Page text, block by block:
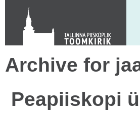
KONTAKT
Toom-Kooli 6, 10130 TALLINN
tallinna.toom@eelk.ee
Archive for
Peapiiskopi